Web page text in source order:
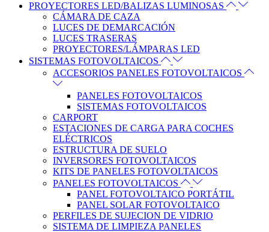
PROYECTORES LED/BALIZAS LUMINOSAS
CÁMARA DE CAZA
LUCES DE DEMARCACIÓN
LUCES TRASERAS
PROYECTORES/LÁMPARAS LED
SISTEMAS FOTOVOLTAICOS
ACCESORIOS PANELES FOTOVOLTAICOS
PANELES FOTOVOLTAICOS
SISTEMAS FOTOVOLTAICOS
CARPORT
ESTACIONES DE CARGA PARA COCHES
ELÉCTRICOS
ESTRUCTURA DE SUELO
INVERSORES FOTOVOLTAICOS
KITS DE PANELES FOTOVOLTAICOS
PANELES FOTOVOLTAICOS
PANEL FOTOVOLTAICO PORTÁTIL
PANEL SOLAR FOTOVOLTAICO
PERFILES DE SUJECION DE VIDRIO
SISTEMA DE LIMPIEZA PANELES